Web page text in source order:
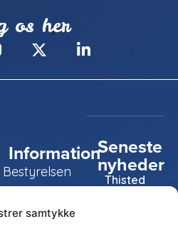
samtykke
os her
Information
Bestyrelsen
ledelse
Seneste
nyheder
Thisted